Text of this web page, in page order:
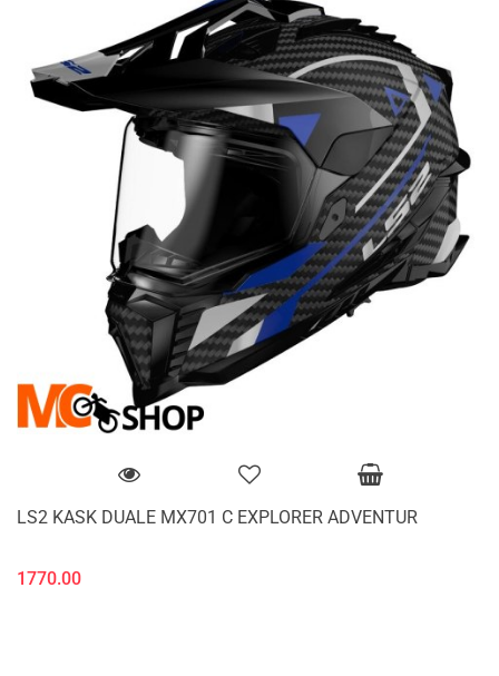
LS2 KASK DUALE MX701 C EXPLORER ADVENTUR
1770.00